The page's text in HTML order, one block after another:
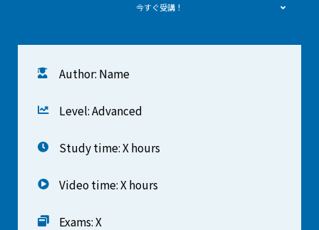
今すぐ受講！
Author: Name
Level: Advanced
Study time: X hours
Video time: X hours
Exams: X